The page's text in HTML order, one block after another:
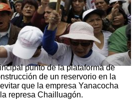
punto de la plataforma de
de un reservorio en la
que la empresa Yanacocha
represa Chailluagón.